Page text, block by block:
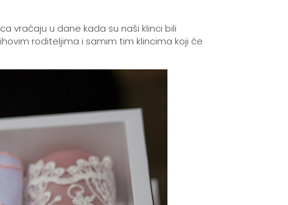
vraćaju u dane kada su naši klinci bili
roditeljima i samim tim klincima koji će